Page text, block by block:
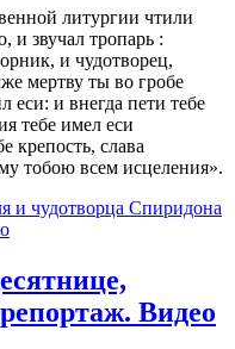
литургии чтили
и звучал тропарь :
и чудотворец,
мертву ты во гробе
еси: и внегда пети тебе
тебе имел еси
крепость, слава
тобою всем исцеления».
и чудотворца Спиридона
Видео